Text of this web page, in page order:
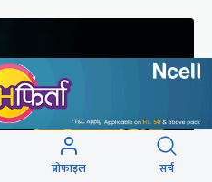
प्रोफाइल सर्च